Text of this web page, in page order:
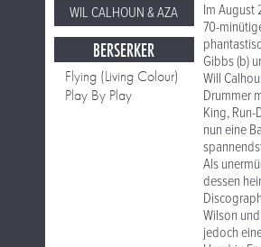
WIL CALHOUN & AZA
BERSERKER
Flying (Living Colour)
Play By Play
Im August
70-
Gibbs (b)
Will
Drummer
King, Run-
nun eine
Als
dessen
Wilson
jedoch